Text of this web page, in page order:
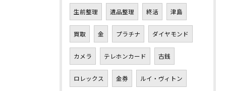
生前整理 遺品整理 終活 津島
買取 金 プラチナ ダイヤモンド
カメラ テレホンカード 古銭
ロレックス 金券 ルイ・ヴィトン